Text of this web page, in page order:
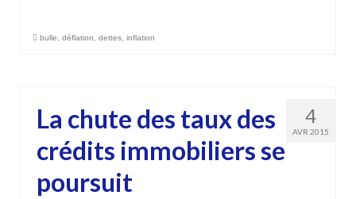
bulle, déflation, dettes, inflation
4
AVR 2015
La chute des taux des
crédits immobiliers se
poursuit